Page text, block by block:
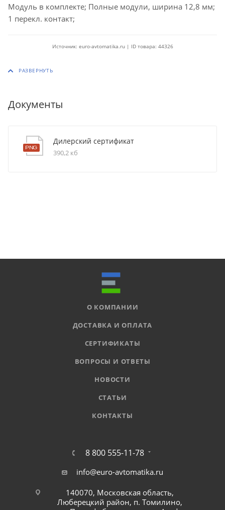
Модуль в комплекте; Полные модули, ширина 12,8 мм;
1 перекл. контакт;
Источник: euro-avtomatika.ru | ID товара: 44326
Документы
Дилерский сертификат
390,2 кб
О КОМПАНИИ
ДОСТАВКА И ОПЛАТА
СЕРТИФИКАТЫ
ВОПРОСЫ И ОТВЕТЫ
НОВОСТИ
СТАТЬИ
КОНТАКТЫ
8 800 555-11-78
info@euro-avtomatika.ru
140070, Московская область,
Люберецкий район, п. Томилино,